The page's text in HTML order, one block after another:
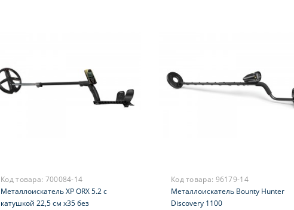
Код товара: 700084-14
Металлоискатель XP ORX 5.2 с
катушкой 22,5 см x35 без
Код товара: 96179-14
Металлоискатель Bounty Hunter
Discovery 1100